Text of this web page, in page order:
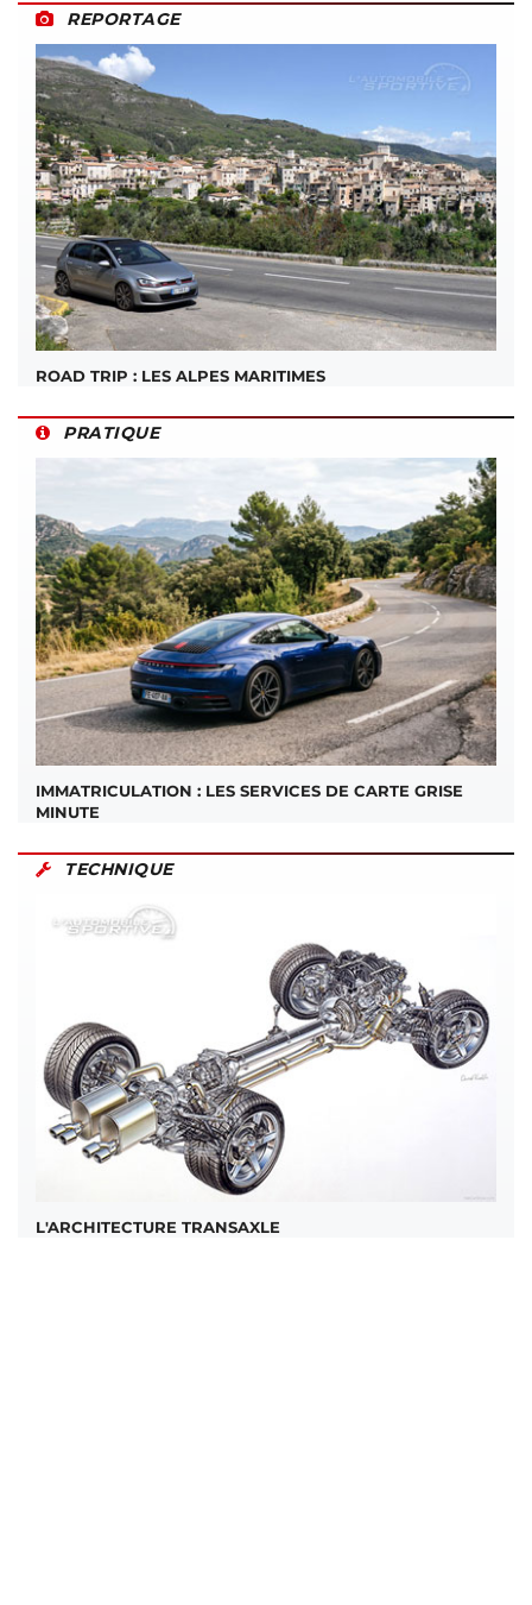
REPORTAGE
ROAD TRIP : LES ALPES MARITIMES
PRATIQUE
IMMATRICULATION : LES SERVICES DE CARTE GRISE
MINUTE
TECHNIQUE
L'ARCHITECTURE TRANSAXLE